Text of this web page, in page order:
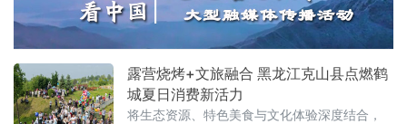
露营烧烤+文旅融合 黑龙江克山县点燃鹤
城夏日消费新活力
将生态资源、特色美食与文化体验深度结合，